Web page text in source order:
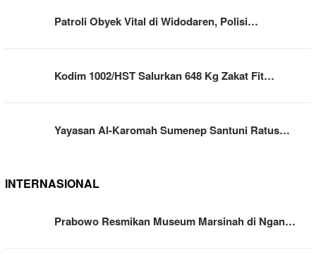
Patroli Obyek Vital di Widodaren, Polisi…
Kodim 1002/HST Salurkan 648 Kg Zakat Fit…
Yayasan Al-Karomah Sumenep Santuni Ratus…
INTERNASIONAL
Prabowo Resmikan Museum Marsinah di Ngan…